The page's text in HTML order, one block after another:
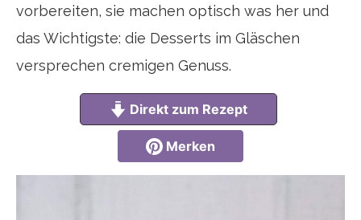
vorbereiten, sie machen optisch was her und
das Wichtigste: die Desserts im Gläschen
versprechen cremigen Genuss.
Direkt zum Rezept
Merken